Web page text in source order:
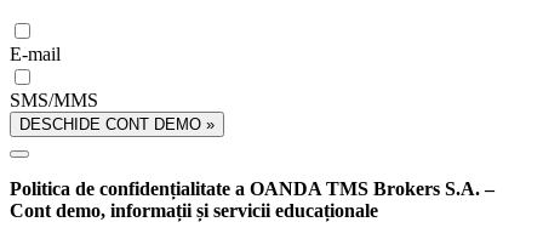
E-mail
SMS/MMS
DESCHIDE CONT DEMO »
Politica de confidențialitate a OANDA TMS Brokers S.A. –
Cont demo, informații și servicii educaționale